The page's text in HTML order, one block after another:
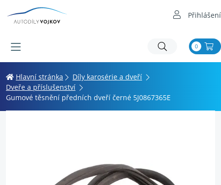
Přihlášení
0
Hlavní stránka
Díly karosérie a dveří
Dveře a příslušenství
Gumové těsnění předních dveří černé 5J0867365E